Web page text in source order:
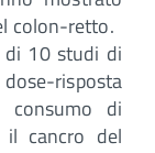
colon-retto.
di 10 studi di
risposta
consumo di
cancro del